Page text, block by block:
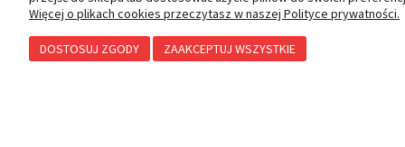
Twoje zamówienia
Polityka prywatności
Więcej o plikach cookies przeczytasz w naszej Polityce prywatności.
DOSTOSUJ ZGODY ZAAKCEPTUJ WSZYSTKIE